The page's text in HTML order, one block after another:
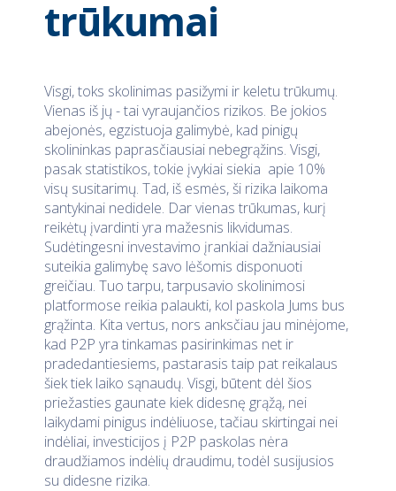
trūkumai
Visgi, toks skolinimas pasižymi ir keletu trūkumų.
Vienas iš jų - tai vyraujančios rizikos. Be jokios
abejonės, egzistuoja galimybė, kad pinigų
skolininkas paprasčiausiai nebegrąžins. Visgi,
pasak statistikos, tokie įvykiai siekia apie 10%
visų susitarimų. Tad, iš esmės, ši rizika laikoma
santykinai nedidele. Dar vienas trūkumas, kurį
reikėtų įvardinti yra mažesnis likvidumas.
Sudėtingesni investavimo įrankiai dažniausiai
suteikia galimybę savo lėšomis disponuoti
greičiau. Tuo tarpu, tarpusavio skolinimosi
platformose reikia palaukti, kol paskola Jums bus
grąžinta. Kita vertus, nors anksčiau jau minėjome,
kad P2P yra tinkamas pasirinkimas net ir
pradedantiesiems, pastarasis taip pat reikalaus
šiek tiek laiko sąnaudų. Visgi, būtent dėl šios
priežasties gaunate kiek didesnę grąžą, nei
laikydami pinigus indėliuose, tačiau skirtingai nei
indėliai, investicijos į P2P paskolas nėra
draudžiamos indėlių draudimu, todėl susijusios
su didesne rizika.